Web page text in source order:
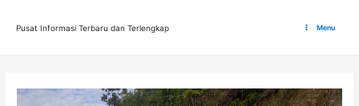
Pusat Informasi Terbaru dan Terlengkap Menu